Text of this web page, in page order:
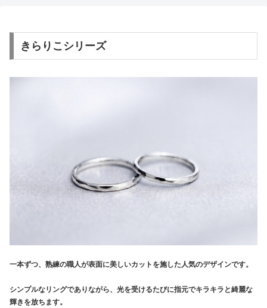
きらりこシリーズ
一本ずつ、熟練の職人が表面に美しいカットを施した人気のデザインです。
シンプルなリングでありながら、光を受けるたびに指元でキラキラと綺麗な
輝きを放ちます。